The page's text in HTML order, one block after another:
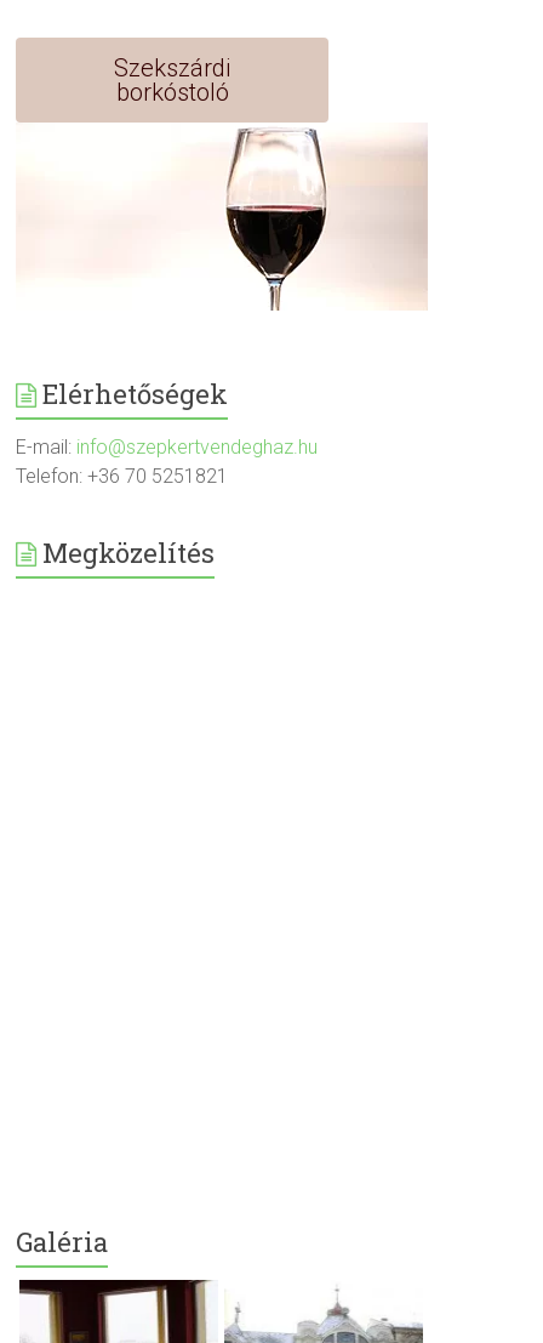
Szekszárdi
borkóstoló
Elérhetőségek
E-mail: info@szepkertvendeghaz.hu
Telefon: +36 70 5251821
Megközelítés
Galéria